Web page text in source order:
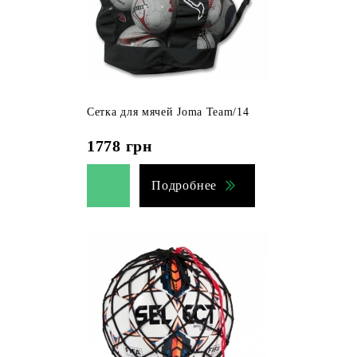
Сетка для мячей Joma Team/14
1778 грн
Подробнее